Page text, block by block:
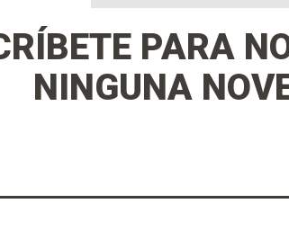
PARA
NINGUNA